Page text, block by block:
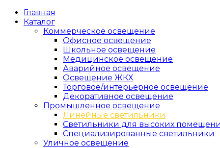
Главная
Каталог
Коммерческое освещение
Офисное освещение
Школьное освещение
Медицинское освещение
Аварийное освещение
Освещение ЖКХ
Торговое/интерьерное освещение
Декоративное освещение
Промышленное освещение
Линейные светильники
Светильники для высоких
Специализированные светильники
Уличное освещение